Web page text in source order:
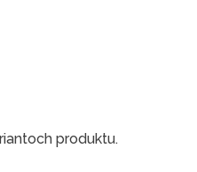
produktu.